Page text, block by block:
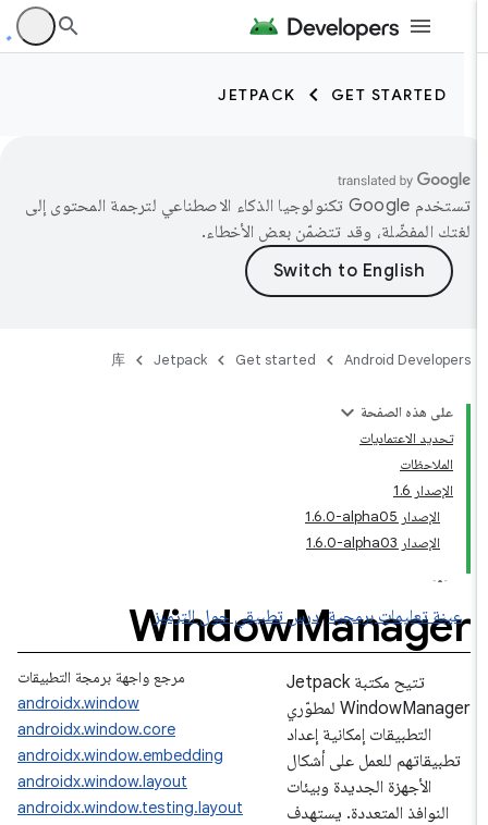
GET STARTED
JETPACK
تستخدم Google تكنولوجيا الذكاء الاصطناعي لترجمة المحتوى إلى
لغتك المفضّلة، وقد تتضمّن بعض الأخطاء.
Android Developers
Get started
Jetpack
库
على هذه الصفحة
تحديد الاعتماديات
الملاحظات
الإصدار 1.6
الإصدار ‎1.6.0-alpha05
الإصدار ‎1.6.0-alpha03
WindowManager
عينة تعليمات برمجية درس تطبيقي حول الترميز
مرجع واجهة برمجة التطبيقات
androidx.window
androidx.window.core
androidx.window.embedding
androidx.window.layout
androidx.window.testing.layout
تتيح مكتبة Jetpack
WindowManager لمطوّري
التطبيقات إمكانية إعداد
تطبيقاتهم للعمل على أشكال
الأجهزة الجديدة وبيئات
النوافذ المتعددة. يستهدف